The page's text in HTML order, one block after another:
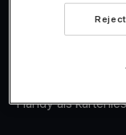
Merchant Advance
Handy als